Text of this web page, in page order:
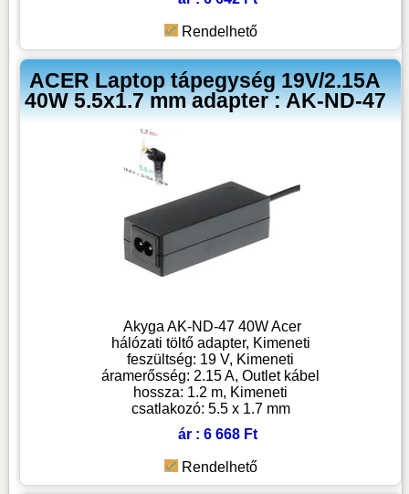
Rendelhető
ACER Laptop tápegység 19V/2.15A
40W 5.5x1.7 mm adapter : AK-ND-47
Akyga AK-ND-47 40W Acer
hálózati töltő adapter, Kimeneti
feszültség: 19 V, Kimeneti
áramerősség: 2.15 A, Outlet kábel
hossza: 1.2 m, Kimeneti
csatlakozó: 5.5 x 1.7 mm
ár : 6 668 Ft
Rendelhető